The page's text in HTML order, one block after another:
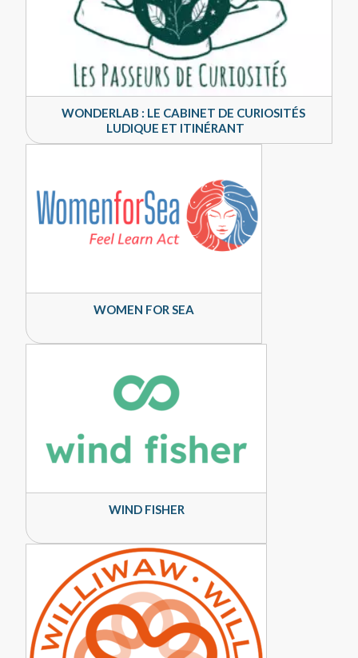
WONDERLAB : LE CABINET DE CURIOSITÉS
LUDIQUE ET ITINÉRANT
WOMEN FOR SEA
WIND FISHER